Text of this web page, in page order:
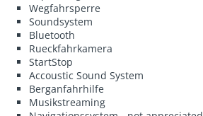
Wegfahrsperre
Soundsystem
Bluetooth
Rueckfahrkamera
StartStop
Accoustic Sound System
Berganfahrhilfe
Musikstreaming